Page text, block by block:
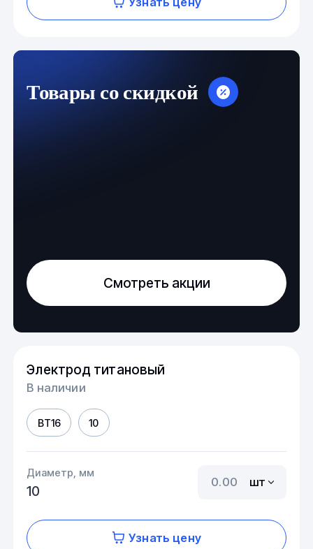
Товары со скидкой
Смотреть акции
Электрод титановый
В наличии
ВТ16 10
Диаметр, мм
10
шт
Узнать цену